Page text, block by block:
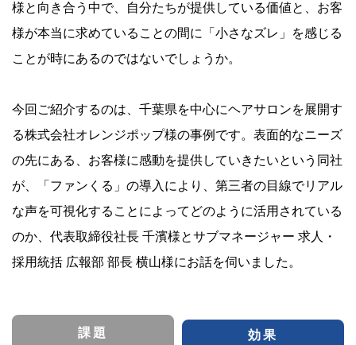
様と向き合う中で、自分たちが提供している価値と、お客
様が本当に求めていることの間に「小さなズレ」を感じる
ことが時にあるのではないでしょうか。
今回ご紹介するのは、千葉県を中心にヘアサロンを展開す
る株式会社オレンジポップ様の事例です。表面的なニーズ
の先にある、お客様に感動を提供していきたいという同社
が、「ファンくる」の導入により、第三者の目線でリアル
な声を可視化することによってどのように活用されている
のか、代表取締役社長 千濱様とサブマネージャー 求人・
採用統括 広報部 部長 横山様にお話を伺いました。
課題 効果